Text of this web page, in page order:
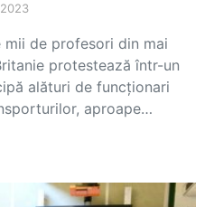
de profesori din mai
protestează într-un
alături de funcționari
aproape…